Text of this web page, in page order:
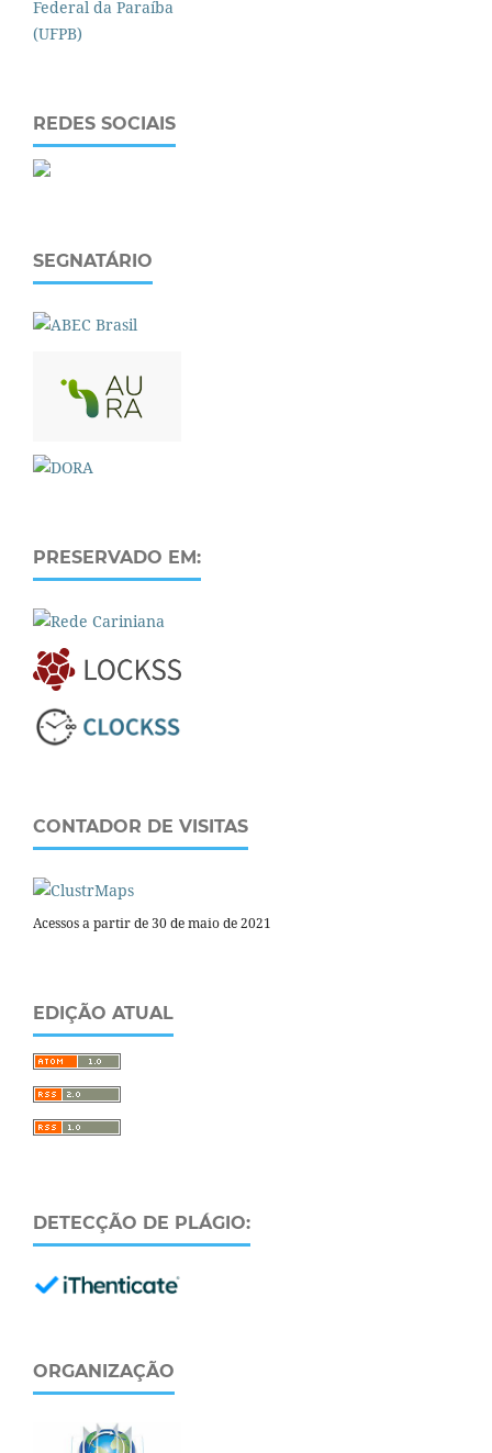
REDES SOCIAIS
SEGNATÁRIO
PRESERVADO EM:
CONTADOR DE VISITAS
Acessos a partir de 30 de maio de 2021
EDIÇÃO ATUAL
DETECÇÃO DE PLÁGIO:
ORGANIZAÇÃO